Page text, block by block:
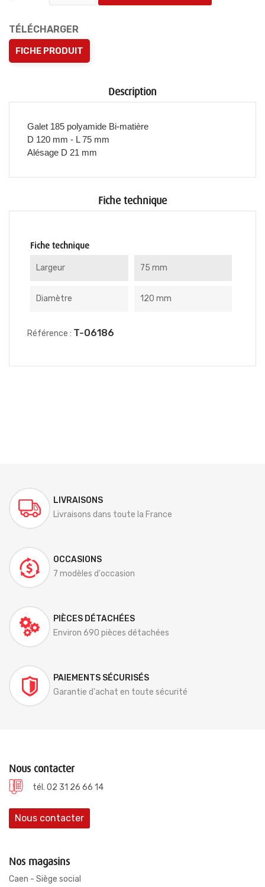
TÉLÉCHARGER
FICHE PRODUIT
Description
Galet 185 polyamide Bi-matière
D 120 mm - L 75 mm
Alésage D 21 mm
Fiche technique
Fiche technique
Largeur 75 mm
Diamètre 120 mm
Référence : T-06186
LIVRAISONS
Livraisons dans toute la France
OCCASIONS
7 modèles d'occasion
PIÈCES DÉTACHÉES
Environ 690 pièces détachées
PAIEMENTS SÉCURISÉS
Garantie d'achat en toute sécurité
Nous contacter
tél. 02 31 26 66 14
Nous contacter
Nos magasins
Caen - Siège social